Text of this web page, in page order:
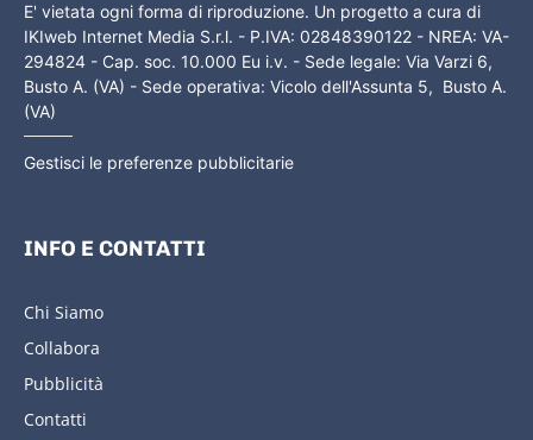
E' vietata ogni forma di riproduzione. Un progetto a cura di
IKIweb Internet Media S.r.l. - P.IVA: 02848390122 - NREA: VA-
294824 - Cap. soc. 10.000 Eu i.v. - Sede legale: Via Varzi 6,
Busto A. (VA) - Sede operativa: Vicolo dell'Assunta 5, Busto A.
(VA)
Gestisci le preferenze pubblicitarie
INFO E CONTATTI
Chi Siamo
Collabora
Pubblicità
Contatti